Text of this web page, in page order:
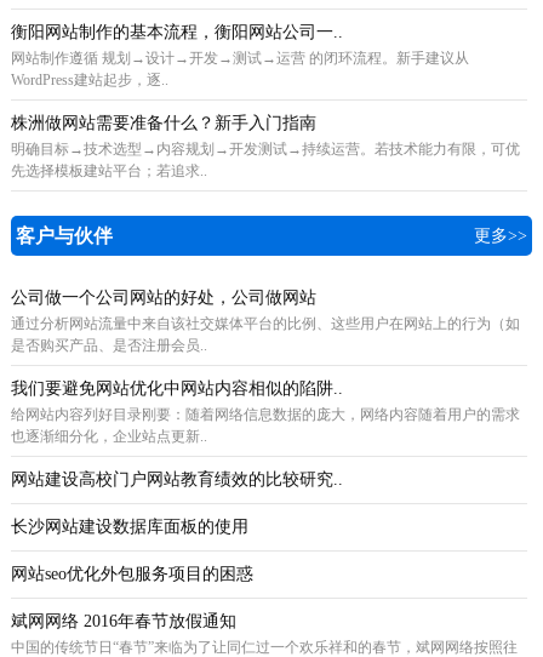
衡阳网站制作的基本流程，衡阳网站公司一..
网站制作遵循 规划→设计→开发→测试→运营 的闭环流程。新手建议从
WordPress建站起步，逐..
株洲做网站需要准备什么？新手入门指南
明确目标→技术选型→内容规划→开发测试→持续运营。若技术能力有限，可优
先选择模板建站平台；若追求..
客户与伙伴 更多>>
公司做一个公司网站的好处，公司做网站
通过分析网站流量中来自该社交媒体平台的比例、这些用户在网站上的行为（如
是否购买产品、是否注册会员..
我们要避免网站优化中网站内容相似的陷阱..
给网站内容列好目录刚要：随着网络信息数据的庞大，网络内容随着用户的需求
也逐渐细分化，企业站点更新..
网站建设高校门户网站教育绩效的比较研究..
长沙网站建设数据库面板的使用
网站seo优化外包服务项目的困惑
斌网网络 2016年春节放假通知
中国的传统节日“春节”来临为了让同仁过一个欢乐祥和的春节，斌网网络按照往